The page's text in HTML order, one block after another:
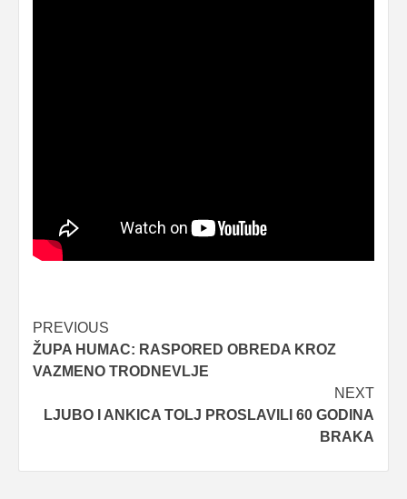
Post
navigation
PREVIOUS
ŽUPA HUMAC: RASPORED OBREDA KROZ
VAZMENO TRODNEVLJE
NEXT
LJUBO I ANKICA TOLJ PROSLAVILI 60 GODINA
BRAKA